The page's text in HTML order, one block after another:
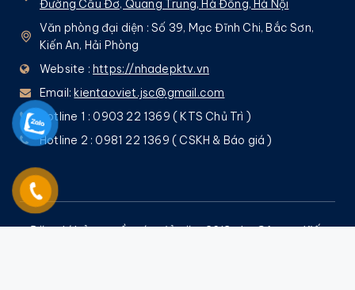
Đường Cầu Đơ, Quang Trung, Hà Đông, Hà Nội
Văn phòng đại diện : Số 39, Mạc Đĩnh Chi, Bắc Sơn,
Kiến An, Hải Phòng
Website : https://nhadepktv.vn
Email:kientaoviet.jsc@gmail.com
Hotline 1 : 0903 22 1369 ( KTS Chủ Trì )
Hotline 2 : 0981 22 1369 ( CSKH & Báo giá )
Đăng kí bản quyền tác giả năm 2013 cho Công ty Kiến